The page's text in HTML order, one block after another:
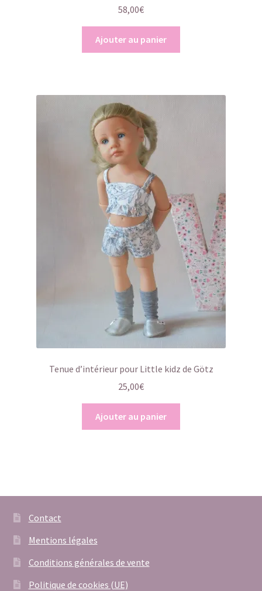
58,00€
Ajouter au panier
Tenue d’intérieur pour Little kidz de Götz
25,00€
Ajouter au panier
Contact
Mentions légales
Conditions générales de vente
Politique de cookies (UE)